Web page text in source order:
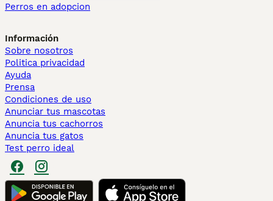
Perros en adopcion
Información
Sobre nosotros
Politica privacidad
Ayuda
Prensa
Condiciones de uso
Anunciar tus mascotas
Anuncia tus cachorros
Anuncia tus gatos
Test perro ideal